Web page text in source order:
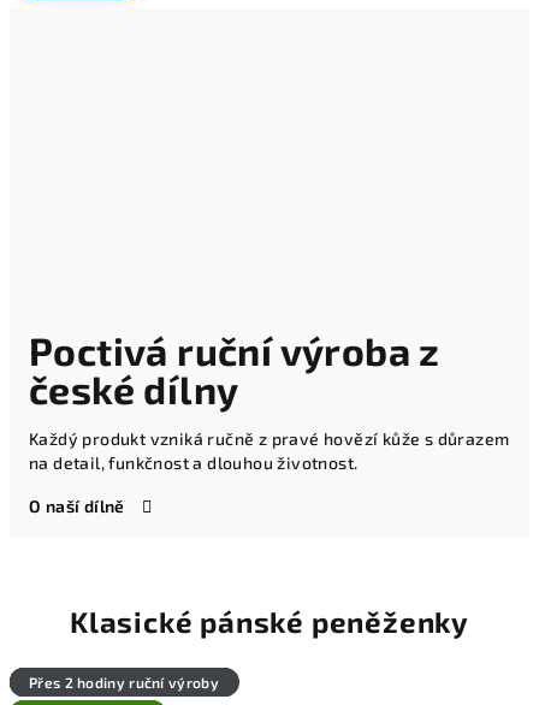
Poctivá ruční výroba z
české dílny
Každý produkt vzniká ručně z pravé hovězí kůže s důrazem
na detail, funkčnost a dlouhou životnost.
O naší dílně
Klasické pánské peněženky
Přes 6 hodin ruční výroby
Přes 2 hodiny ruční výroby
Přes 2 hodiny ruční výroby
Přes 6 hodin ruční výroby
Přes 4 hodiny ruční výroby
Přes 2 hodiny ruční výroby